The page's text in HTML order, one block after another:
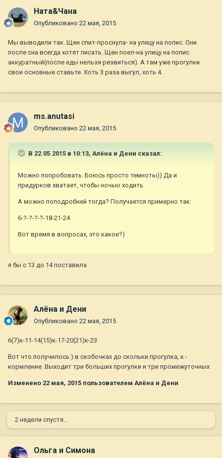
Ната&Чана
Опубликовано 22 мая, 2015
Мы выводили так. Щен спит-проснула- на улицу на попис. Они
после сна всегда хотят писать. Щен поел-на улицу на попис
аккуратный(после еды нельзя резвиться). А там уже прогулки
свои основные ставьте. Хоть 3 раза выгул, хоть 4.
ms.anutasi
Опубликовано 22 мая, 2015
В 22.05.2015 в 10:13, Алёна и Дени сказал:
Можно попробовать. Боюсь просто темноты)) Да и
придурков хватает, чтобы ночью ходить.
А можно поподробней тогда? Получается примерно так:
6-?-?-?-?-18-21-24
Вот время в вопросах, это какое?)
я бы с 13 до 14 поставила
Алёна и Дени
Опубликовано 22 мая, 2015
6(7)к-11-14(15)к-17-20(21)к-23
Вот что получилось:) в скобочках до скольки прогулка, к -
кормление. Выходит три больших прогулки и три промежуточных
Изменено 22 мая, 2015 пользователем Алёна и Дени
2 недели спустя...
Ольга и Симона